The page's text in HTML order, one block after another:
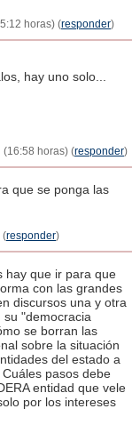
horas) (responder)
hay uno solo...
(16:58 horas) (responder)
que se ponga las
(responder)
hay que ir para que
con las grandes
discursos una y otra
"democracia
se borran las
sobre la situación
del estado a
pasos debe
entidad que vele
por los intereses